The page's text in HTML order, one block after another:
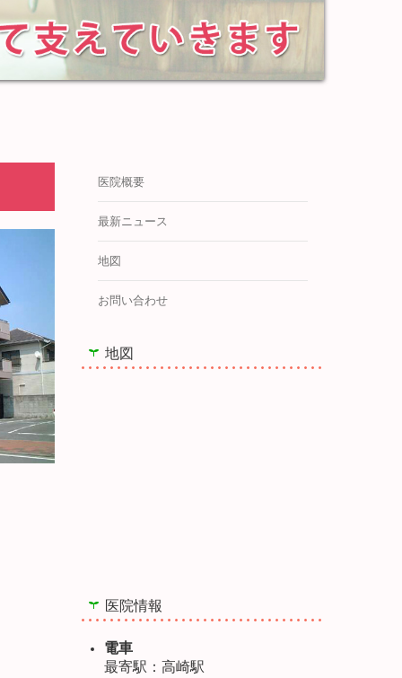
医院概要
最新ニュース
地図
お問い合わせ
地図
医院情報
電車
最寄駅：高崎駅